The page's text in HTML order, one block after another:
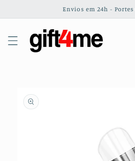
conteúdo
Envios em 24h -
informação
do produto